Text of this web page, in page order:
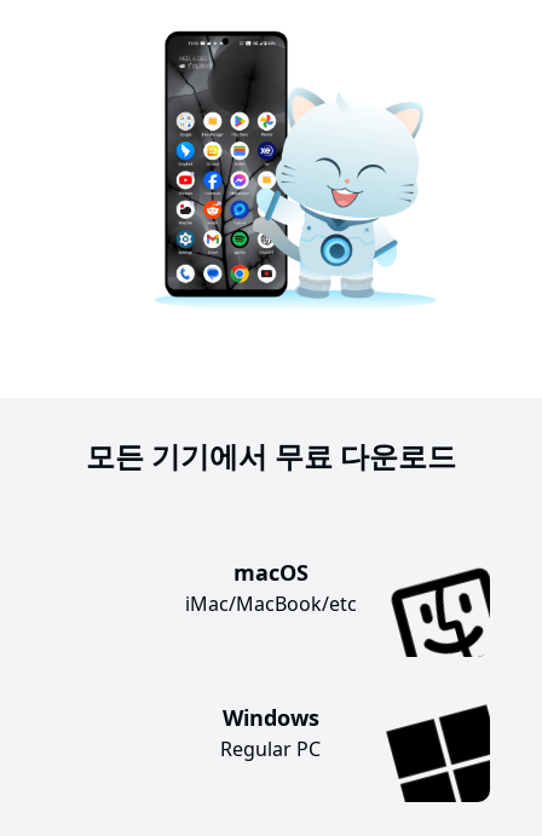
모든 기기에서 무료 다운로드
macOS
iMac/MacBook/etc
Windows
Regular PC